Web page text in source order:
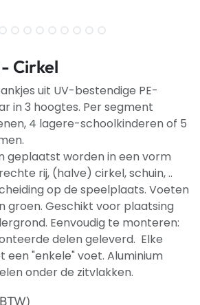
Cirkel
uit UV-bestendige PE-
in 3 hoogtes. Per segment
4 lagere-schoolkinderen of 5
geplaatst worden in een vorm
rij, (halve) cirkel, schuin, ..
op de speelplaats. Voeten
groen. Geschikt voor plaatsing
Eenvoudig te monteren:
delen geleverd. Elke
een "enkele" voet. Aluminium
onder de zitvlakken.